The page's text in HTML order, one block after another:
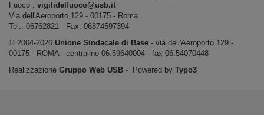
Fuoco : vigilidelfuoco@usb.it
Via dell'Aeroporto,129 ‐ 00175 ‐ Roma
Tel.: 06762821 ‐ Fax: 06874597394
© 2004-2026 Unione Sindacale di Base ‐ via dell'Aeroporto 129 -
00175 - ROMA - centralino 06.59640004 - fax 06.54070448
Realizzazione Gruppo Web USB ‐ Powered by Typo3